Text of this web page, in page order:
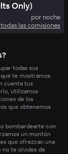
Only)
por noche
las comisiones
todas sus
te mostramos
cuenta tus
utilizamos
de los
que obtenemos
bombardearte con
un montón
que ofrezcan una
no te olvides de